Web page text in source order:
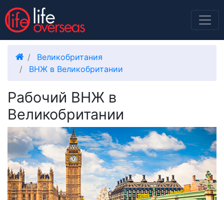
Великобритания
ВНЖ в Великобритании
Рабочий ВНЖ в
Великобритании